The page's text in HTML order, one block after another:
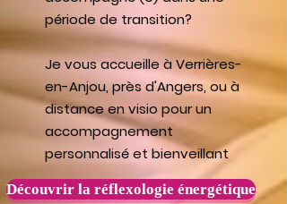
période de transition?
Je vous accueille à Verrières-
en-Anjou, près d'Angers, ou à
distance en visio pour un
accompagnement
personnalisé et bienveillant
Découvrir la réflexologie énergétique